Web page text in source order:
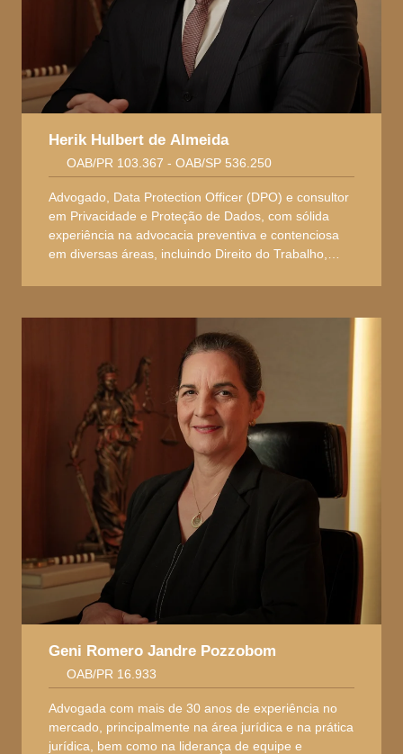
OAB/PR 103.367 - OAB/SP 536.250
Herik Hulbert de Almeida
Advogado, Data Protection Officer (DPO) e consultor
em Privacidade e Proteção de Dados, com sólida
experiência na advocacia preventiva e contenciosa
em diversas áreas, incluindo Direito do Trabalho,
e elaborador de planos de implementação e
adequação às normas da Lei Geral de Proteção de
Dados (LGPD).
OAB/PR 16.933
Geni Romero Jandre Pozzobom
Advogada com mais de 30 anos de experiência no
mercado, principalmente na área jurídica e na prática
jurídica, bem como na liderança de equipe e